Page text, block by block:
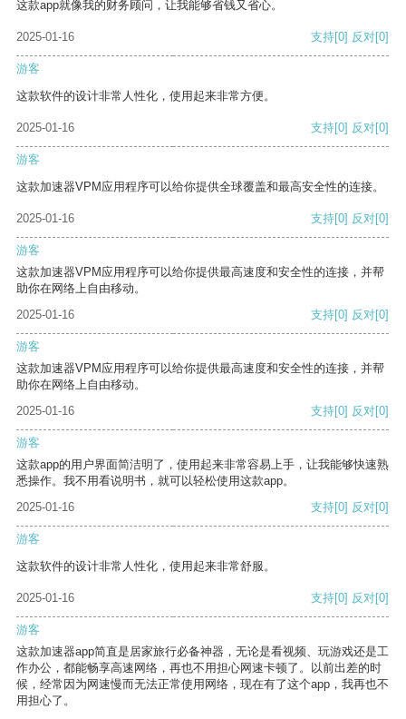
这款app就像我的财务顾问，让我能够省钱又省心。
2025-01-16 支持[0] 反对[0]
游客
这款软件的设计非常人性化，使用起来非常方便。
2025-01-16 支持[0] 反对[0]
游客
这款加速器VPM应用程序可以给你提供全球覆盖和最高安全性的连接。
2025-01-16 支持[0] 反对[0]
游客
这款加速器VPM应用程序可以给你提供最高速度和安全性的连接，并帮
助你在网络上自由移动。
2025-01-16
支持[0] 反对[0]
游客
这款加速器VPM应用程序可以给你提供最高速度和安全性的连接，并帮
助你在网络上自由移动。
2025-01-16
支持[0] 反对[0]
游客
这款app的用户界面简洁明了，使用起来非常容易上手，让我能够快速熟
悉操作。我不用看说明书，就可以轻松使用这款app。
2025-01-16
支持[0] 反对[0]
游客
这款软件的设计非常人性化，使用起来非常舒服。
2025-01-16 支持[0] 反对[0]
游客
这款加速器app简直是居家旅行必备神器，无论是看视频、玩游戏还是工
作办公，都能畅享高速网络，再也不用担心网速卡顿了。以前出差的时
候，经常因为网速慢而无法正常使用网络，现在有了这个app，我再也不
用担心了。